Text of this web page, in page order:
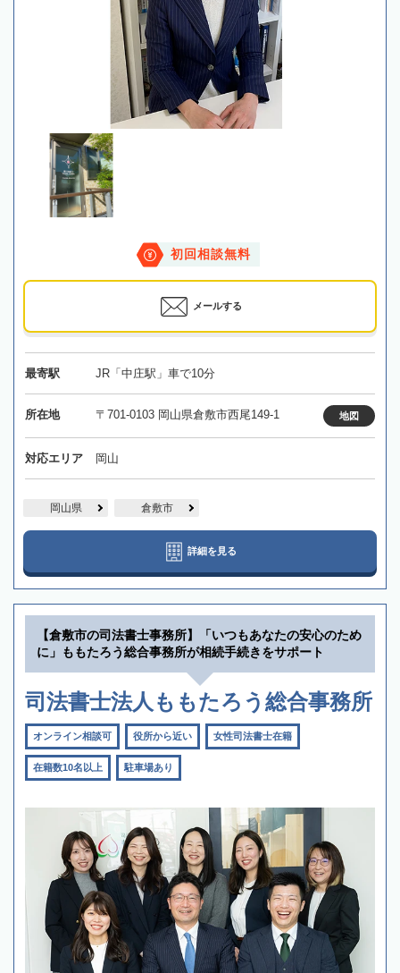
初回相談無料
メールする
最寄駅 JR「中庄駅」車で10分
所在地 〒701-0103 岡山県倉敷市西尾149-1 地図
対応エリア 岡山
岡山県 倉敷市
詳細を見る
【倉敷市の司法書士事務所】「いつもあなたの安心のため
に」ももたろう総合事務所が相続手続きをサポート
司法書士法人ももたろう総合事務所
オンライン相談可 役所から近い 女性司法書士在籍
在籍数10名以上 駐車場あり